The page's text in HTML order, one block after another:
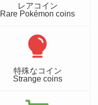
レアコイン
Rare Pokémon coins
特殊なコイン
Strange coins